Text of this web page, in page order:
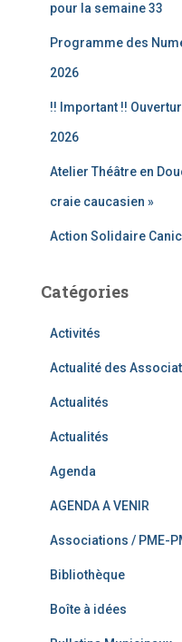
pour la semaine 33
Programme des
2026
!! Important !!
2026
Atelier Théâtre en
craie caucasien »
Action Solidaire
Catégories
Activités
Actualité des
Actualités
Actualités
Agenda
AGENDA A VENIR
Associations / PME-
Bibliothèque
Boîte à idées